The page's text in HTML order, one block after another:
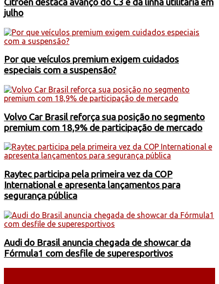
Citroën destaca avanço do C3 e da linha utilitária em
julho
Por que veículos premium exigem cuidados
especiais com a suspensão?
Volvo Car Brasil reforça sua posição no segmento
premium com 18,9% de participação de mercado
Raytec participa pela primeira vez da COP
International e apresenta lançamentos para
segurança pública
Audi do Brasil anuncia chegada de showcar da
Fórmula1 com desfile de superesportivos